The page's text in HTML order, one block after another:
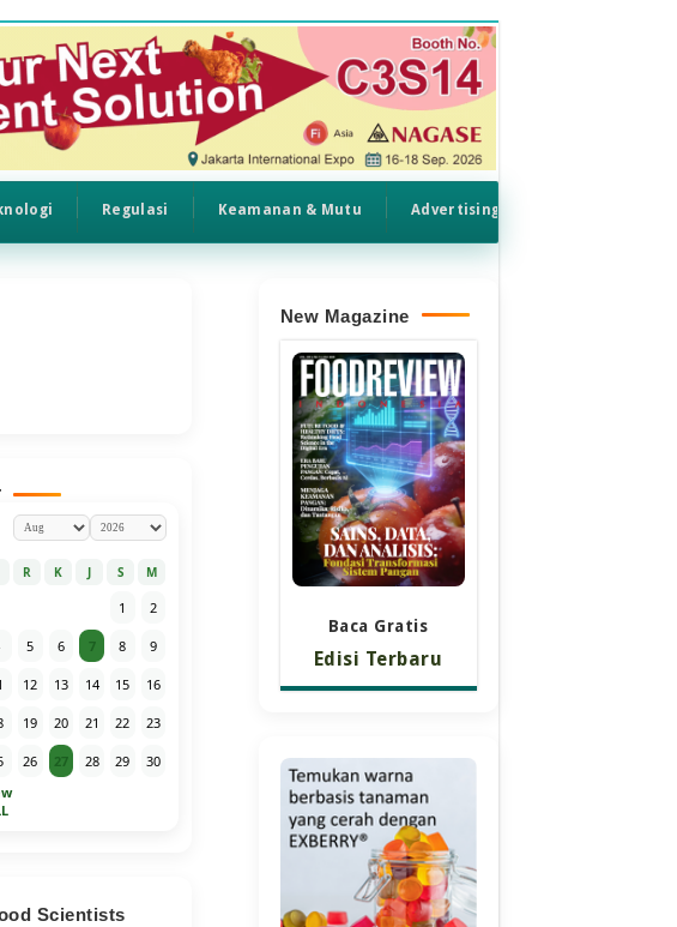
Regulasi Keamanan & Mutu Advertising
New Magazine
Baca Gratis
Edisi Terbaru
R K J S M
1 2
5 6 7 8 9
12 13 14 15 16
19 20 21 22 23
26 27 28 29 30
Scientists